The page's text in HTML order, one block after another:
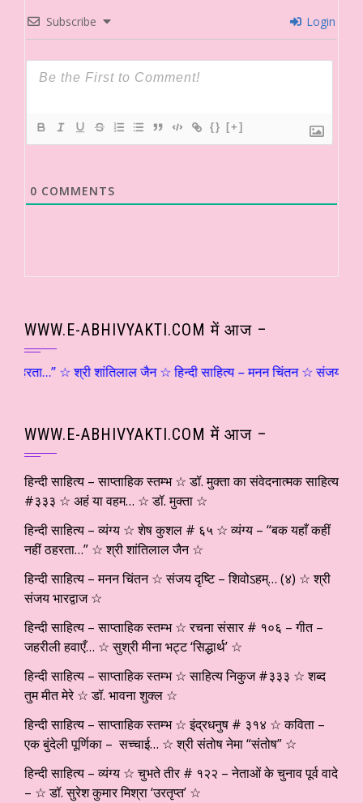
Subscribe Login
{} [+]
0 COMMENTS
WWW.E-ABHIVYAKTI.COM में आज –
शांतिलाल जैन ☆ हिन्दी साहित्य – मनन चिंतन ☆ संजय दृष्टि –
WWW.E-ABHIVYAKTI.COM में आज –
हिन्दी साहित्य – साप्ताहिक स्तम्भ ☆ डॉ. मुक्ता का संवेदनात्मक साहित्य
#३३३ ☆ अहं या वहम… ☆ डॉ. मुक्ता ☆
हिन्दी साहित्य – व्यंग्य ☆ शेष कुशल # ६५ ☆ व्यंग्य – “बक यहाँ कहीं
नहीं ठहरता…” ☆ श्री शांतिलाल जैन ☆
हिन्दी साहित्य – मनन चिंतन ☆ संजय दृष्टि – शिवोऽहम्… (४) ☆ श्री
संजय भारद्वाज ☆
हिन्दी साहित्य – साप्ताहिक स्तम्भ ☆ रचना संसार # १०६ – गीत –
जहरीली हवाएँ… ☆ सुश्री मीना भट्ट ‘सिद्धार्थ’ ☆
हिन्दी साहित्य – साप्ताहिक स्तम्भ ☆ साहित्य निकुज #३३३ ☆ शब्द
तुम मीत मेरे ☆ डॉ. भावना शुक्ल ☆
हिन्दी साहित्य – साप्ताहिक स्तम्भ ☆ इंद्रधनुष # ३१४ ☆ कविता –
एक बुंदेली पूर्णिका – सच्चाई… ☆ श्री संतोष नेमा “संतोष” ☆
हिन्दी साहित्य – व्यंग्य ☆ चुभते तीर # १२२ – नेताओं के चुनाव पूर्व वादे
– ☆ डॉ. सुरेश कुमार मिश्रा ‘उरतृप्त’ ☆